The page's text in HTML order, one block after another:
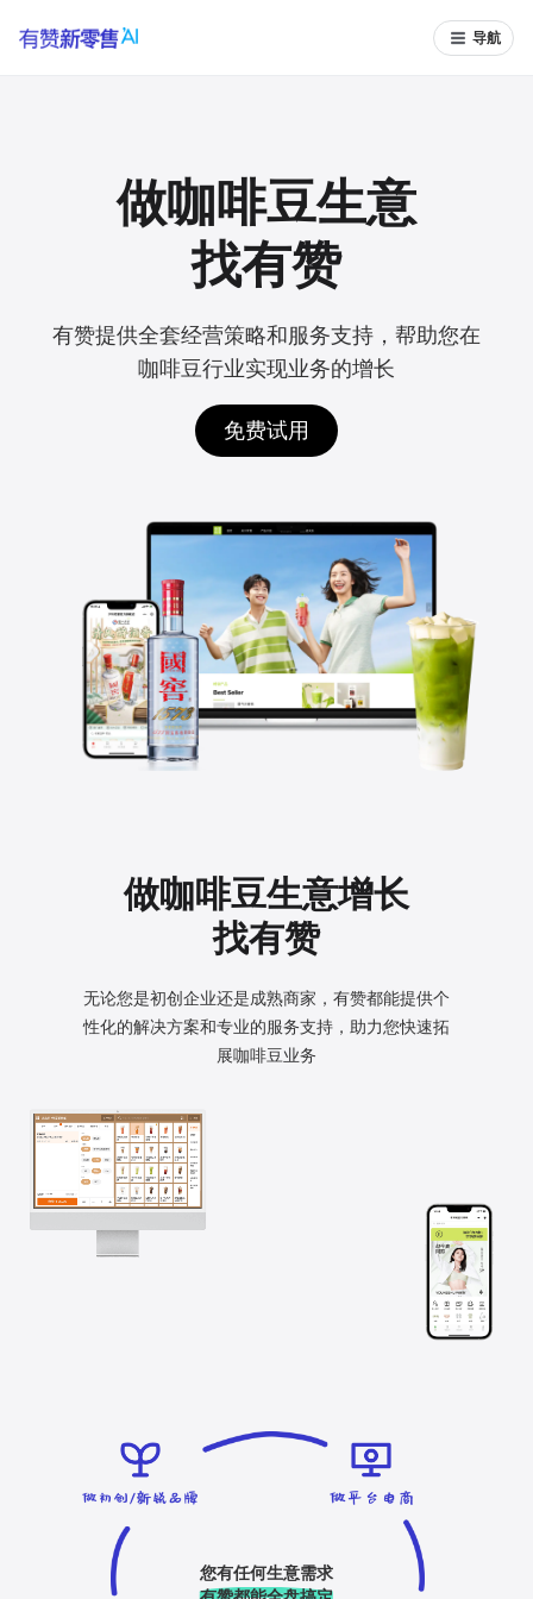
导航
做咖啡豆生意
找有赞
有赞提供全套经营策略和服务支持，帮助您在
咖啡豆行业实现业务的增长
免费试用
做咖啡豆生意增长
找有赞
无论您是初创企业还是成熟商家，有赞都能提供个
性化的解决方案和专业的服务支持，助力您快速拓
展咖啡豆业务
您有任何生意需求